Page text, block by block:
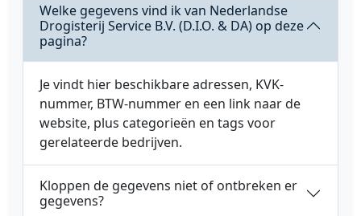
Welke gegevens vind ik van Nederlandse
Drogisterij Service B.V. (D.I.O. & DA) op deze
pagina?
Je vindt hier beschikbare adressen, KVK-
nummer, BTW-nummer en een link naar de
website, plus categorieën en tags voor
gerelateerde bedrijven.
Kloppen de gegevens niet of ontbreken er
gegevens?